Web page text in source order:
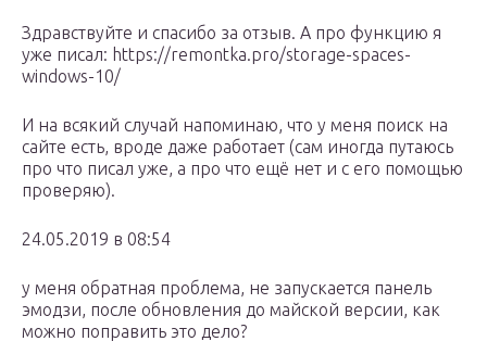
Здравствуйте и спасибо за отзыв. А про функцию я
уже писал: https://remontka.pro/storage-spaces-
windows-10/
И на всякий случай напоминаю, что у меня поиск на
сайте есть, вроде даже работает (сам иногда путаюсь
про что писал уже, а про что ещё нет и с его помощью
проверяю).
24.05.2019 в 08:54
у меня обратная проблема, не запускается панель
эмодзи, после обновления до майской версии, как
можно поправить это дело?